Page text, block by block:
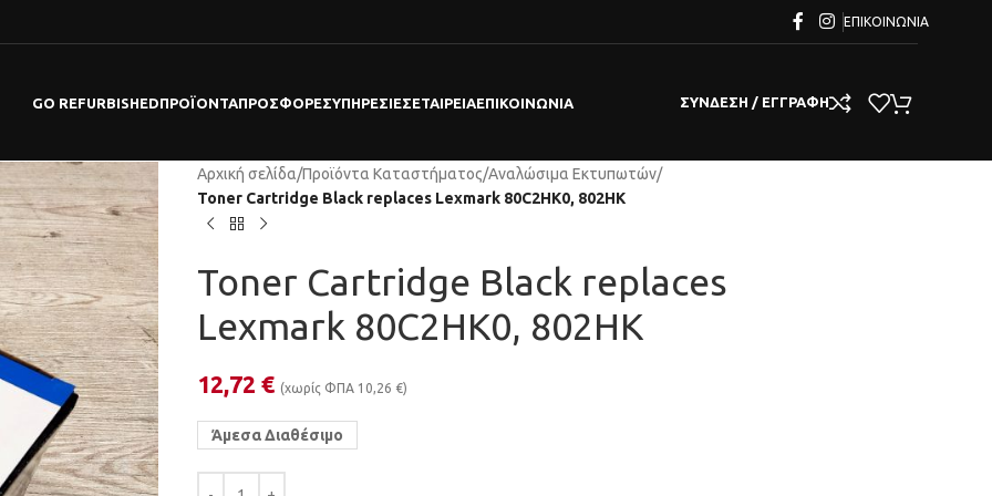
ΕΠΙΚΟΙΝΩΝΊΑ
GO REFURBISHEDΠΡΟΪΌΝΤΑΠΡΟΣΦΟΡΕΣΥΠΗΡΕΣΊΕΣΕΤΑΙΡΕΊΑΕΠΙΚΟΙΝΩΝΊΑ ΣΎΝΔΕΣΗ / ΕΓΓΡΑΦΉ
Αρχική σελίδα/Προϊόντα Καταστήματος/Αναλώσιμα Εκτυπωτών/
Toner Cartridge Black replaces Lexmark 80C2HK0, 802HK
Toner Cartridge Black replaces
Lexmark 80C2HK0, 802HK
12,72 € (χωρίς ΦΠΑ 10,26 €)
Άμεσα Διαθέσιμο